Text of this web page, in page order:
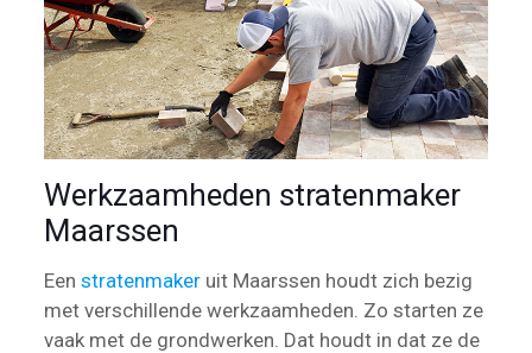
Werkzaamheden stratenmaker
Maarssen
Een stratenmakeruit Maarssen houdt zich bezig
met verschillende werkzaamheden. Zo starten ze
vaak met de grondwerken. Dat houdt in dat ze de